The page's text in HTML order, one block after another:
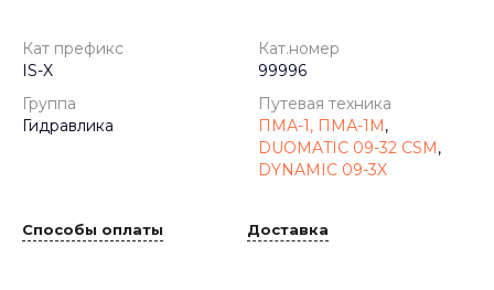
Кат префикс
IS-X
Кат.номер
99996
Группа
Гидравлика
Путевая техника
ПМА-1, ПМА-1М ,
DUOMATIC 09-32 CSM ,
DYNAMIC 09-3X
Способы оплаты Доставка